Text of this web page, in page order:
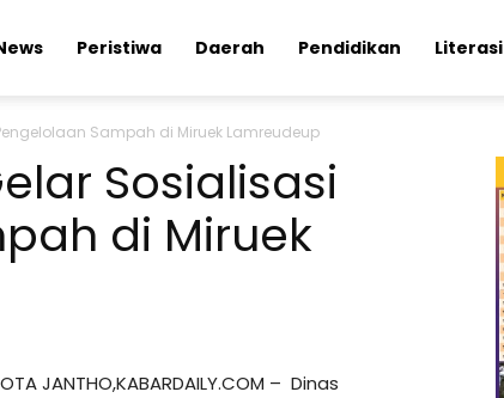
Peristiwa Daerah Pendidikan Literasi
Sampah di Miruek Lamreudeup
Sosialisasi
di Miruek
JANTHO,KABARDAILY.COM – Dinas